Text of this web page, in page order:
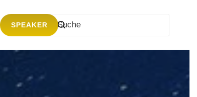
SPEAKER